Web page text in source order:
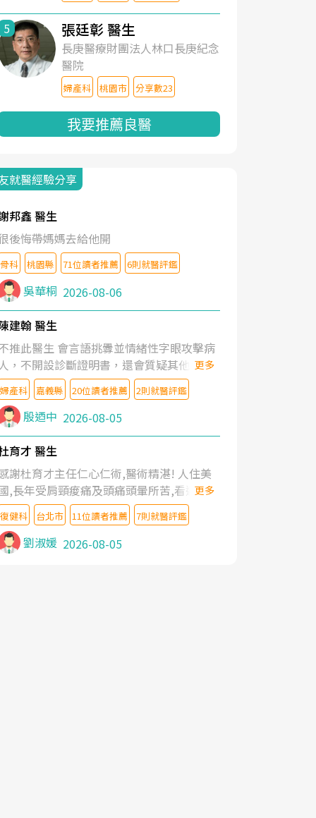
5 張廷彰 醫生
長庚醫療財團法人林口長庚紀念
醫院
婦產科 桃園市 分享數23
我要推薦良醫
就醫經驗分享
邦鑫 醫生
後悔帶媽媽去給他開
骨科 桃園縣 71位讀者推薦 6則就醫評鑑
吳華桐 2026-08-06
建翰 醫生
推此醫生 會言語挑釁並情緒性字眼攻擊病
，不開設診斷證明書，還會質疑其他醫生
判斷！
更多
婦產科 嘉義縣 20位讀者推薦 2則就醫評鑑
殷迺中 2026-08-05
育才 醫生
謝杜育才主任仁心仁術,醫術精湛! 人住美
,長年受肩頸痠痛及頭痛頭暈所苦,看遍名醫
授,做了各種檢查,也嘗試過西醫打針,中醫
灸及物理徒手治療都沒有用,後來連吃到嗎
類止痛藥都效果有限,只是壓症狀,沒多久就
起來,多年失眠嚴重影響生活品質. 台灣親
更多
復健科 台北市 11位讀者推薦 7則就醫評鑑
劉淑媛 2026-08-05